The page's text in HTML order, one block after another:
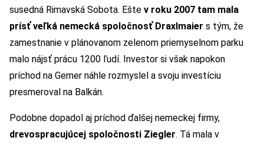
susedná Rimavská Sobota. Ešte v roku 2007 tam mala
prísť veľká nemecká spoločnosť Draxlmaier s tým, že
zamestnanie v plánovanom zelenom priemyselnom parku
malo nájsť prácu 1200 ľudí. Investor si však napokon
príchod na Gemer náhle rozmyslel a svoju investíciu
presmeroval na Balkán.
Podobne dopadol aj príchod ďalšej nemeckej firmy,
drevospracujúcej spoločnosti Ziegler. Tá mala v